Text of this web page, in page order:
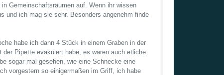
Gemeinschaftsräumen auf. Wenn ihr wissen
und ich mag sie sehr. Besonders angenehm finde
habe ich dann 4 Stück in einem Graben in der
Pipette evakuiert habe, es waren auch etliche
sogar mal gesehen, wie eine Schnecke eine
vorgestern so einigermaßen im Griff, ich habe